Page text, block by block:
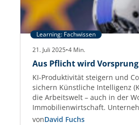
Learning: Fachwissen
21. Juli 2025•4 Min.
Aus Pflicht wird Vorsprung
KI-Produktivität steigern und
sichern Künstliche Intelligenz
die Arbeitswelt – auch in der
Immobilienwirtschaft.
gezielt einsetzen, steigern die
vonDavid Fuchs